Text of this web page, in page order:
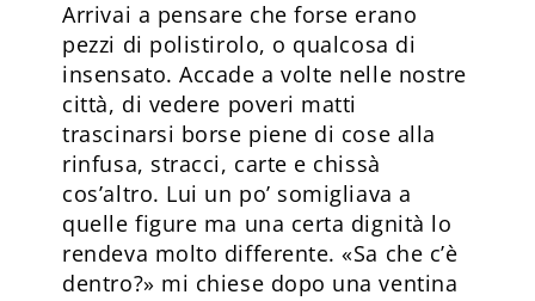
Arrivai a pensare che forse erano
pezzi di polistirolo, o qualcosa di
insensato. Accade a volte nelle nostre
città, di vedere poveri matti
trascinarsi borse piene di cose alla
rinfusa, stracci, carte e chissà
cos’altro. Lui un po’ somigliava a
quelle figure ma una certa dignità lo
rendeva molto differente. «Sa che c’è
dentro?» mi chiese dopo una ventina